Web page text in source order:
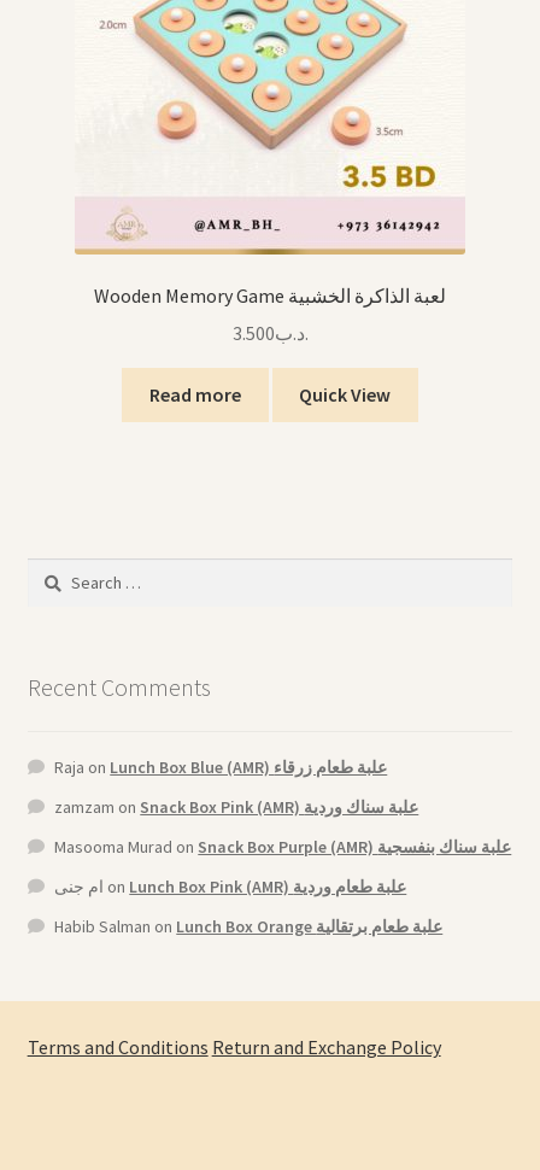
Wooden Memory Game لعبة الذاكرة الخشبية
.د.ب3.500
Read more Quick View
Search
Recent Comments
Raja on
Lunch Box Blue (AMR) علبة طعام زرقاء
zamzam on
Snack Box Pink (AMR) علبة سناك وردية
Masooma Murad on
Snack Box Purple (AMR) علبة سناك بنفسجية
ام جنى on
Lunch Box Pink (AMR) علبة طعام وردية
Habib Salman on Lunch Box Orange علبة طعام برتقالية
Terms and Conditions Return and Exchange Policy